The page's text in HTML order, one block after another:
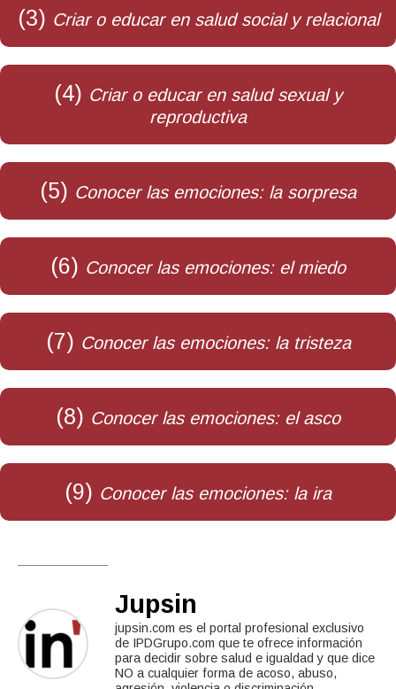
(3) Criar o educar en salud social y relacional
(4) Criar o educar en salud sexual y
reproductiva
(5) Conocer las emociones: la sorpresa
(6) Conocer las emociones: el miedo
(7) Conocer las emociones: la tristeza
(8) Conocer las emociones: el asco
(9) Conocer las emociones: la ira
Jupsin
jupsin.com es el portal profesional exclusivo
de IPDGrupo.com que te ofrece información
para decidir sobre salud e igualdad y que dice
NO a cualquier forma de acoso, abuso,